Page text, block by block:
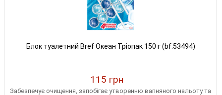
Блок туалетний Bref Океан Тріопак 150 г (bf.53494)
115 грн
Забезпечує очищення, запобігає утворенню вапняного нальоту та